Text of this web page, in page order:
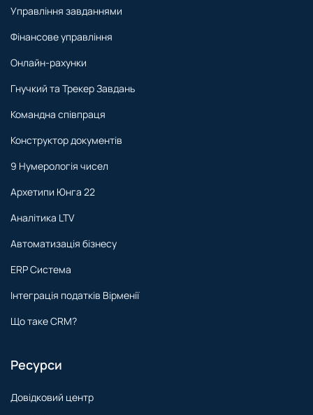
Управління завданнями
Фінансове управління
Онлайн-рахунки
Гнучкий та Трекер Завдань
Командна співпраця
Конструктор документів
9 Нумерологія чисел
Архетипи Юнга 22
Аналітика LTV
Автоматизація бізнесу
ERP Система
Інтеграція податків Вірменії
Що таке CRM?
Ресурси
Довідковий центр